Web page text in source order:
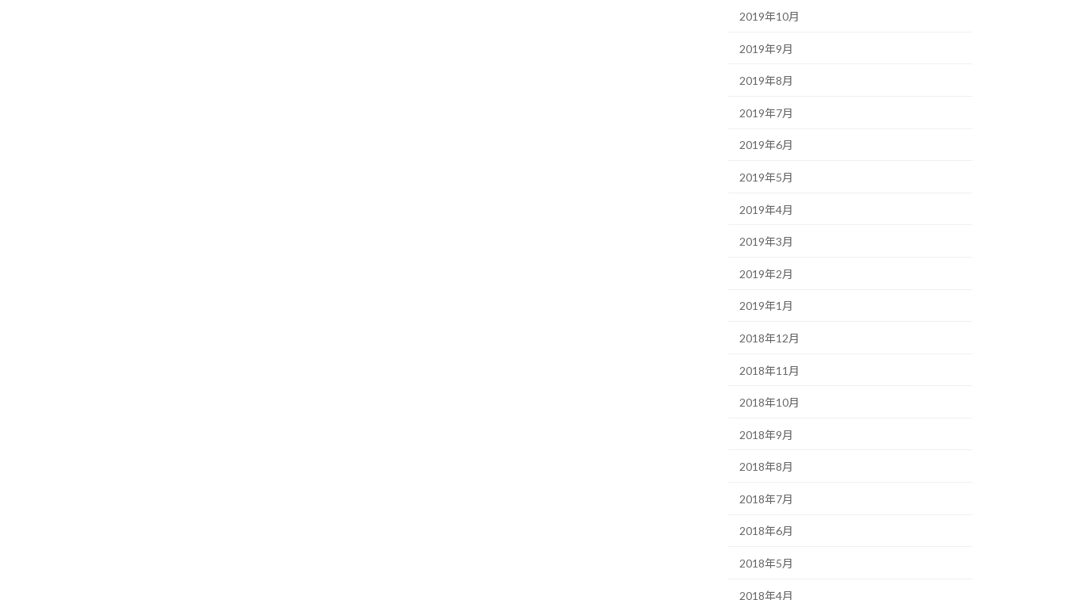
2019年10月
2019年9月
2019年8月
2019年7月
2019年6月
2019年5月
2019年4月
2019年3月
2019年2月
2019年1月
2018年12月
2018年11月
2018年10月
2018年9月
2018年8月
2018年7月
2018年6月
2018年5月
2018年4月